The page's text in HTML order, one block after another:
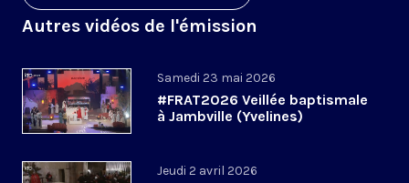
Autres vidéos de l'émission
Samedi 23 mai 2026
#FRAT2026 Veillée baptismale
à Jambville (Yvelines)
Jeudi 2 avril 2026